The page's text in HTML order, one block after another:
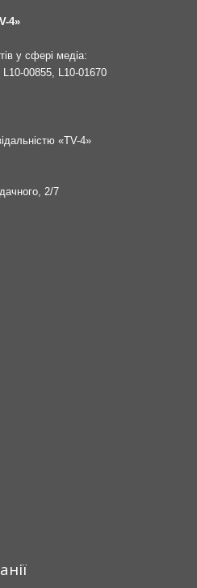
4»
у сфері медіа:
00855, L10-01670
«TV-4»
2/7